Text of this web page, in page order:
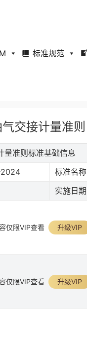
标准规范
交接计量准则
准则标准基础信息
标准名称
实施日期
仅限VIP查看 升级VIP
仅限VIP查看 升级VIP